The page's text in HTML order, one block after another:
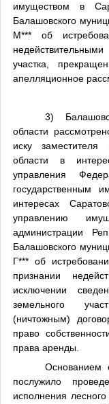
имуществом в
Балашовского
М*** об
участка,
апелляционное
3)
области
иску
области в
управления
государственным
интересах
управлению
администрации
Балашовского
Г*** об
признании
исключении
земельного
(ничтожным)
право
права аренды.
Основанием
послужило
исполнения лесного